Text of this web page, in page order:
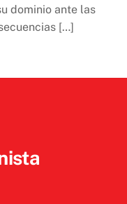
dominio ante las
[…]